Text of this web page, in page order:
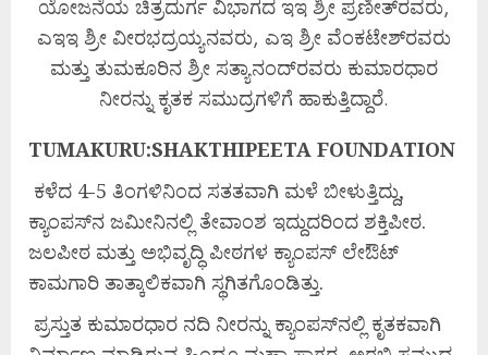
ಯೋಜನೆಯ ಚಿತ್ರದುರ್ಗ ವಿಭಾಗದ ಇಇ ಶ್ರೀ ಪ್ರಣೀತ್‌ರವರು,
ಎಇಇ ಶ್ರೀ ವೀರಭದ್ರಯ್ಯನವರು, ಎಇ ಶ್ರೀ ವೆಂಕಟೇಶ್‌ರವರು
ಮತ್ತು ತುಮಕೂರಿನ ಶ್ರೀ ಸತ್ಯಾನಂದ್‌ರವರು ಕುಮಾರಧಾರ
ನೀರನ್ನು ಕೃತಕ ಸಮುದ್ರಗಳಿಗೆ ಹಾಕುತ್ತಿದ್ದಾರೆ.
TUMAKURU:SHAKTHIPEETA FOUNDATION
ಕಳೆದ 4-5 ತಿಂಗಳಿನಿಂದ ಸತತವಾಗಿ ಮಳೆ ಬೀಳುತ್ತಿದ್ದು,
ಕ್ಯಾಂಪಸ್‌ನ ಜಮೀನಿನಲ್ಲಿ ತೇವಾಂಶ ಇದ್ದುದರಿಂದ ಶಕ್ತಿಪೀಠ.
ಜಲಪೀಠ ಮತ್ತು ಅಭಿವೃದ್ಧಿ ಪೀಠಗಳ ಕ್ಯಾಂಪಸ್ ಲೇಔಟ್
ಕಾಮಗಾರಿ ತಾತ್ಕಾಲಿಕವಾಗಿ ಸ್ಥಗಿತಗೊಂಡಿತ್ತು.
ಪ್ರಸ್ತುತ ಕುಮಾರಧಾರ ನದಿ ನೀರನ್ನು ಕ್ಯಾಂಪಸ್‌ನಲ್ಲಿ ಕೃತಕವಾಗಿ